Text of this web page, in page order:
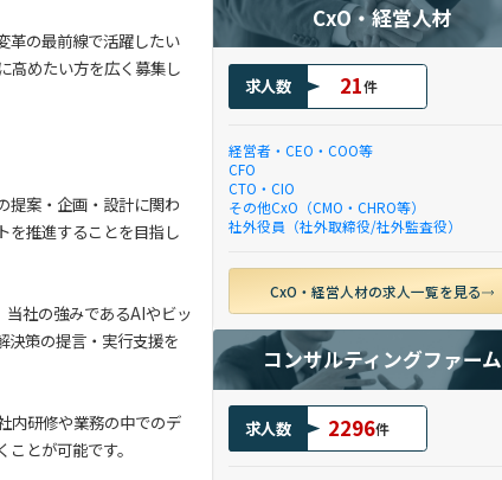
革の最前線で活躍したい
高めたい方を広く募集し
提案・企画・設計に関わ
を推進することを目指し
当社の強みであるAIやビッ
決策の提言・実行支援を
内研修や業務の中でのデ
とが可能です。
CxO・経営人材
求人数 21件
経営者・CEO・COO等
CFO
CTO・CIO
その他CxO（CMO・CHRO等）
社外役員（社外取締役/社外監査役）
CxO・経営人材の求人一覧を見る
コンサルティングファーム
求人数 2296件